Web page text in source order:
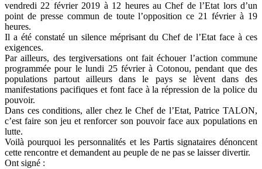
vendredi 22 février 2019 à 12 heures au Chef de l’Etat lors d’un
point de presse commun de toute l’opposition ce 21 février à 19
heures.
Il a été constaté un silence méprisant du Chef de l’Etat face à ces
exigences.
Par ailleurs, des tergiversations ont fait échouer l’action commune
programmée pour le lundi 25 février à Cotonou, pendant que des
populations partout ailleurs dans le pays se lèvent dans des
manifestations pacifiques et font face à la répression de la police du
pouvoir.
Dans ces conditions, aller chez le Chef de l’Etat, Patrice TALON,
c’est faire son jeu et renforcer son pouvoir face aux populations en
lutte.
Voilà pourquoi les personnalités et les Partis signataires dénoncent
cette rencontre et demandent au peuple de ne pas se laisser divertir.
Ont signé :